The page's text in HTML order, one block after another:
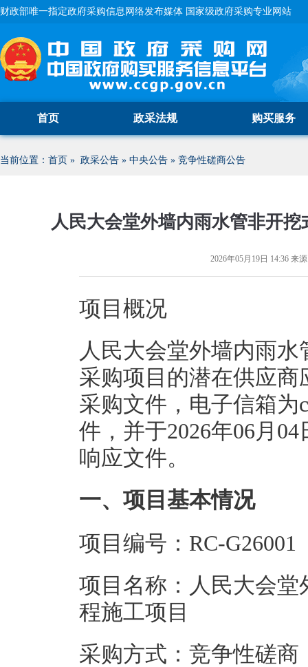
财政部唯一指定政府采购信息网络发布媒体 国家级政府采购专业网站
首页 政采法规 购买服务
当前位置： 首页 » 政采公告 » 中央公告 » 竞争性磋商公告
人民大会堂外墙内雨水管非开
2026年05月19日 14:36 来
项目概况
人民大会堂外墙内雨
采购项目的潜在供应
采购文件，电子信箱为
件，并于2026年06月
响应文件。
一、项目基本情况
项目编号：RC-G26001
项目名称：人民大会
程施工项目
采购方式：竞争性磋商